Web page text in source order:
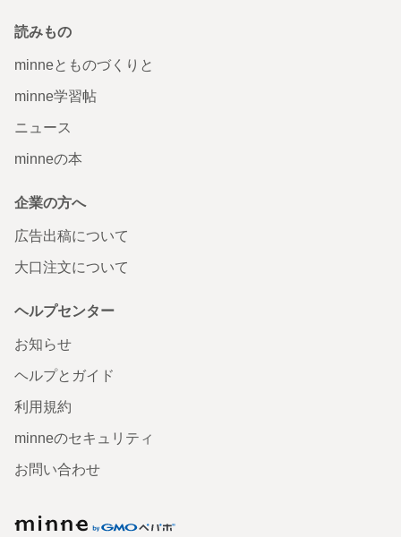
読みもの
minneとものづくりと
minne学習帖
ニュース
minneの本
企業の方へ
広告出稿について
大口注文について
ヘルプセンター
お知らせ
ヘルプとガイド
利用規約
minneのセキュリティ
お問い合わせ